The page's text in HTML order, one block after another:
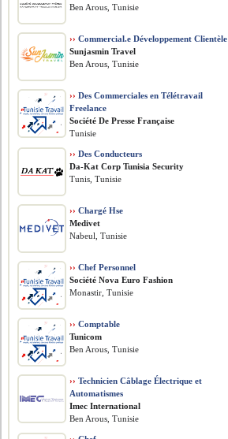
Ben Arous, Tunisie
›› Commercial.e Développement Clientèle
Sunjasmin Travel
Ben Arous, Tunisie
›› Des Commerciales en Télétravail
Freelance
Société De Presse Française
Tunisie
›› Des Conducteurs
Da-Kat Corp Tunisia Security
Tunis, Tunisie
›› Chargé Hse
Medivet
Nabeul, Tunisie
›› Chef Personnel
Société Nova Euro Fashion
Monastir, Tunisie
›› Comptable
Tunicom
Ben Arous, Tunisie
›› Technicien Câblage Électrique et
Automatismes
Imec International
Ben Arous, Tunisie